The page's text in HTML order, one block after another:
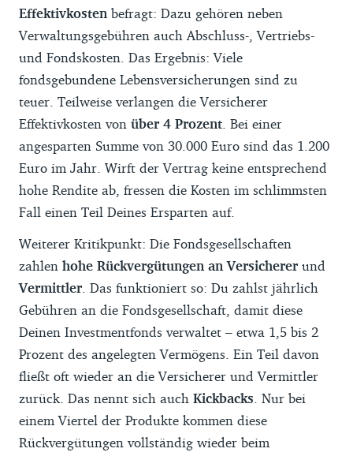
Effektivkosten befragt: Dazu gehören neben
Verwaltungsgebühren auch Abschluss-, Vertriebs-
und Fondskosten. Das Ergebnis: Viele
fondsgebundene Lebensversicherungen sind zu
teuer. Teilweise verlangen die Versicherer
Effektivkosten von über 4 Prozent . Bei einer
angesparten Summe von 30.000 Euro sind das 1.200
Euro im Jahr. Wirft der Vertrag keine entsprechend
hohe Rendite ab, fressen die Kosten im schlimmsten
Fall einen Teil Deines Ersparten auf.
Weiterer Kritikpunkt: Die Fondsgesellschaften
zahlen hohe Rückvergütungen an Versicherer und
Vermittler . Das funktioniert so: Du zahlst jährlich
Gebühren an die Fondsgesellschaft, damit diese
Deinen Investmentfonds verwaltet – etwa 1,5 bis 2
Prozent des angelegten Vermögens. Ein Teil davon
fließt oft wieder an die Versicherer und Vermittler
zurück. Das nennt sich auch Kickbacks . Nur bei
einem Viertel der Produkte kommen diese
Rückvergütungen vollständig wieder beim